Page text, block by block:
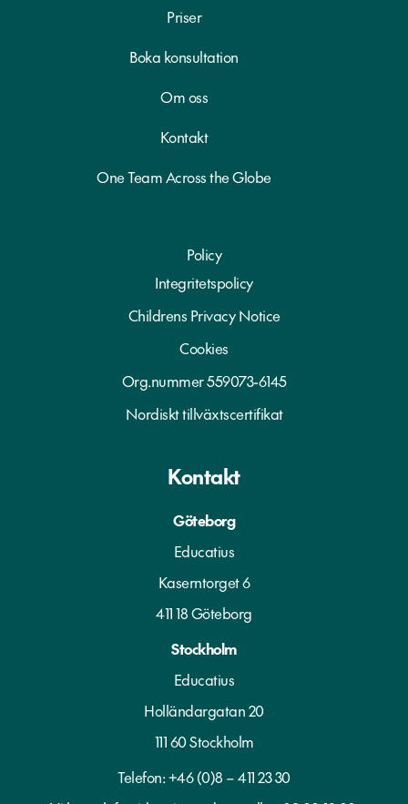
Priser
Boka konsultation
Om oss
Kontakt
One Team Across the Globe
Policy
Integritetspolicy
Childrens Privacy Notice
Cookies
Org.nummer 559073-6145
Nordiskt tillväxtscertifikat
Kontakt
Göteborg
Educatius
Kaserntorget 6
411 18 Göteborg
Stockholm
Educatius
Holländargatan 20
111 60 Stockholm
Telefon:+46 (0)8 – 411 23 30